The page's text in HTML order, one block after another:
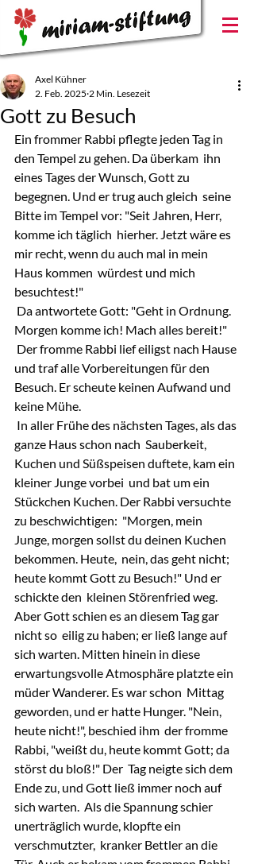
Gott zu Besuch
Axel Kühner
2. Feb. 2025 2 Min. Lesezeit
Ein frommer Rabbi pflegte jeden Tag in
den Tempel zu gehen. Da überkam  ihn
eines Tages der Wunsch, Gott zu
begegnen. Und er trug auch gleich  seine
Bitte im Tempel vor: "Seit Jahren, Herr,
komme ich täglich  hierher. Jetzt wäre es
mir recht, wenn du auch mal in mein
Haus kommen  würdest und mich
besuchtest!"
Morgen komme ich! Mach alles bereit!"
und traf alle Vorbereitungen für den
Besuch. Er scheute keinen Aufwand und
keine Mühe.
ganze Haus schon nach  Sauberkeit,
Kuchen und Süßspeisen duftete, kam ein
kleiner Junge vorbei  und bat um ein
Stückchen Kuchen. Der Rabbi versuchte
zu beschwichtigen:  "Morgen, mein
Junge, morgen sollst du deinen Kuchen
bekommen. Heute,  nein, das geht nicht;
heute kommt Gott zu Besuch!" Und er
schickte den  kleinen Störenfried weg.
Aber Gott schien es an diesem Tag gar
nicht so  eilig zu haben; er ließ lange auf
sich warten. Mitten hinein in diese
erwartungsvolle Atmosphäre platzte ein
müder Wanderer. Es war schon  Mittag
geworden, und er hatte Hunger. "Nein,
heute nicht!", beschied ihm  der fromme
Rabbi, "weißt du, heute kommt Gott; da
störst du bloß!" Der  Tag neigte sich dem
Ende zu, und Gott ließ immer noch auf
sich warten.  Als die Spannung schier
unerträglich wurde, klopfte ein
verschmutzter,  kranker Bettler an die